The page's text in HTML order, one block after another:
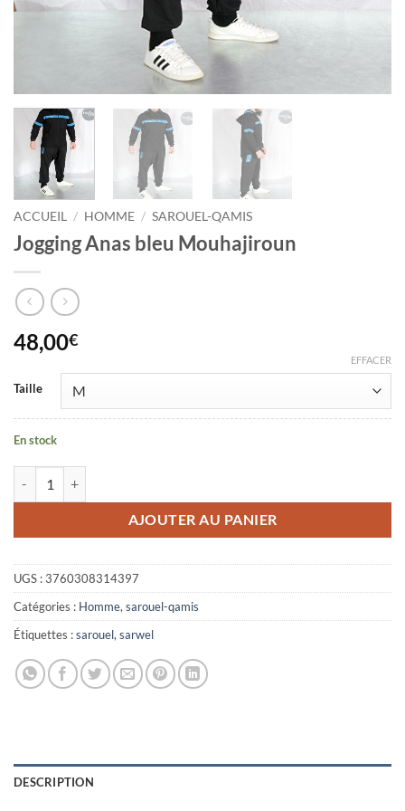
ACCUEIL / HOMME / SAROUEL-QAMIS
Jogging Anas bleu Mouhajiroun
48,00€
Taille
EFFACER
En stock
AJOUTER AU PANIER
UGS :3760308314397
Catégories : Homme, sarouel-qamis
Étiquettes :sarouel, sarwel
DESCRIPTION